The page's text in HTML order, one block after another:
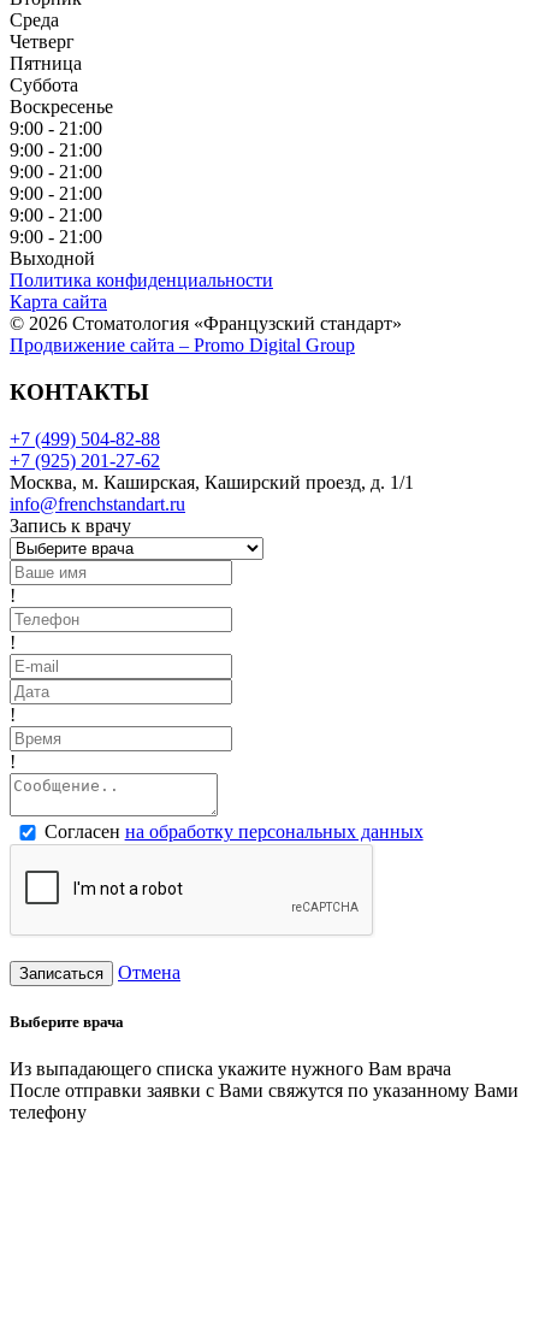
Среда
Четверг
Пятница
Суббота
Воскресенье
9:00 - 21:00
9:00 - 21:00
9:00 - 21:00
9:00 - 21:00
9:00 - 21:00
9:00 - 21:00
Выходной
Политика конфиденциальности
Карта сайта
© 2026 Стоматология «Французский стандарт»
Продвижение сайта – Promo Digital Group
КОНТАКТЫ
+7 (499) 504-82-88
+7 (925) 201-27-62
Москва, м. Каширская, Каширский проезд, д. 1/1
info@frenchstandart.ru
Запись к врачу
!
!
!
!
Согласен на обработку персональных данных
Записаться Отмена
Выберите врача
Из выпадающего списка укажите нужного Вам врача
После отправки заявки с Вами свяжутся по указанному Вами
телефону